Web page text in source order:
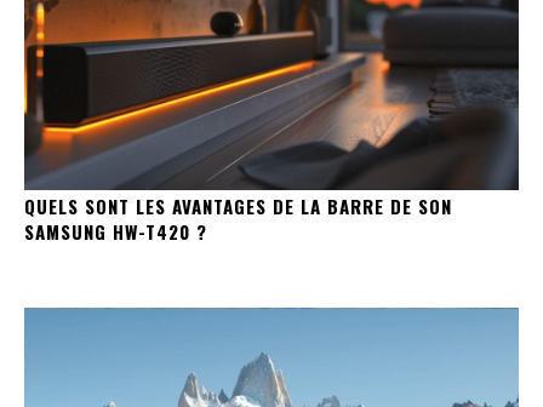
QUELS SONT LES AVANTAGES DE LA BARRE DE SON
SAMSUNG HW-T420 ?